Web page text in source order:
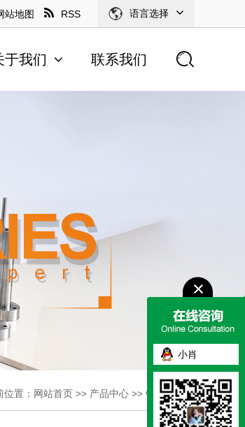
站地图 RSS 语言选择
于我们 联系我们
位置： 网站首页 >> 产品中心 >> 锁模扣系列
小肖